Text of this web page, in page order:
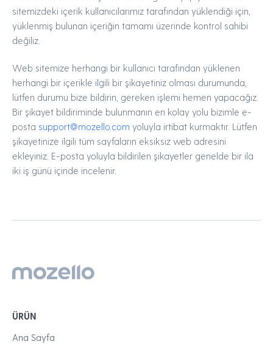
sitemizdeki içerik kullanıcılarımız tarafından yüklendiği için,
yüklenmiş bulunan içeriğin tamamı üzerinde kontrol sahibi
değiliz.
Web sitemize herhangi bir kullanıcı tarafından yüklenen
herhangi bir içerikle ilgili bir şikayetiniz olması durumunda,
lütfen durumu bize bildirin, gereken işlemi hemen yapacağız.
Bir şikayet bildiriminde bulunmanın en kolay yolu bizimle e-
posta support@mozello.com yoluyla irtibat kurmaktır. Lütfen
şikayetinize ilgili tüm sayfaların eksiksiz web adresini
ekleyiniz. E-posta yoluyla bildirilen şikayetler genelde bir ila
iki iş günü içinde incelenir.
ÜRÜN
Ana Sayfa